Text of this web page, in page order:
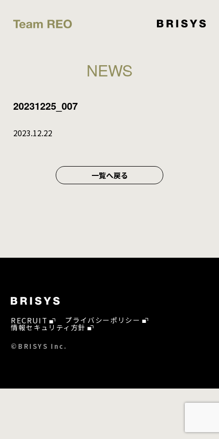
NEWS
20231225_007
2023.12.22
一覧へ戻る
RECRUIT プライバシーポリシー
情報セキュリティ方針
©BRISYS Inc.